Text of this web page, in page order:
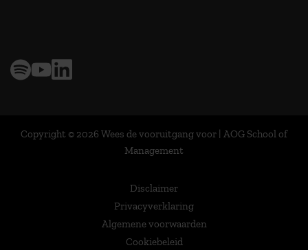
Copyright © 2026 Wees de vooruitgang voor | AOG School of
Management
Disclaimer
Privacyverklaring
Algemene voorwaarden
Cookiebeleid